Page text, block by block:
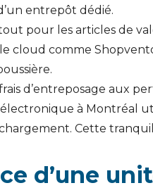
entrepôt dédié.
pour les articles de
le cloud comme
d’entreposage aux
à Montréal
Cette
d’une